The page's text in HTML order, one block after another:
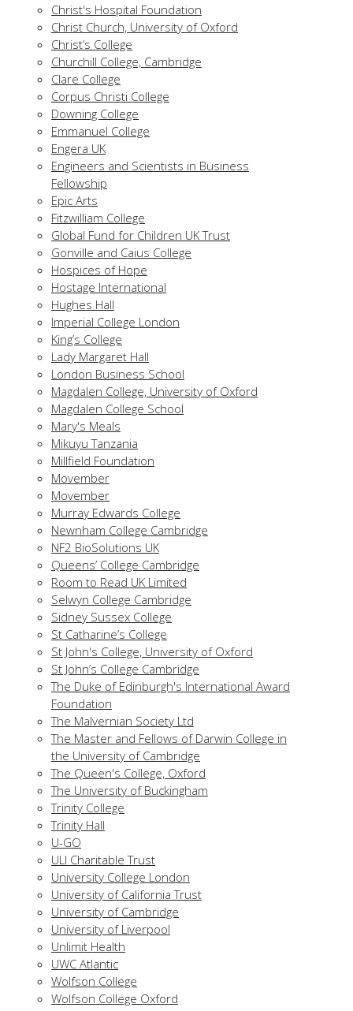
Christ's Hospital Foundation
Christ Church, University of Oxford
Christ’s College
Churchill College, Cambridge
Clare College
Corpus Christi College
Downing College
Emmanuel College
Engera UK
Engineers and Scientists in Business
Fellowship
Epic Arts
Fitzwilliam College
Global Fund for Children UK Trust
Gonville and Caius College
Hospices of Hope
Hostage International
Hughes Hall
Imperial College London
King’s College
Lady Margaret Hall
London Business School
Magdalen College, University of Oxford
Magdalen College School
Mary's Meals
Mikuyu Tanzania
Millfield Foundation
Movember
Movember
Murray Edwards College
Newnham College Cambridge
NF2 BioSolutions UK
Queens’ College Cambridge
Room to Read UK Limited
Selwyn College Cambridge
Sidney Sussex College
St Catharine’s College
St John's College, University of Oxford
St John’s College Cambridge
The Duke of Edinburgh's International Award
Foundation
The Malvernian Society Ltd
The Master and Fellows of Darwin College in
the University of Cambridge
The Queen's College, Oxford
The University of Buckingham
Trinity College
Trinity Hall
U-GO
ULI Charitable Trust
University College London
University of California Trust
University of Cambridge
University of Liverpool
Unlimit Health
UWC Atlantic
Wolfson College
Wolfson College Oxford